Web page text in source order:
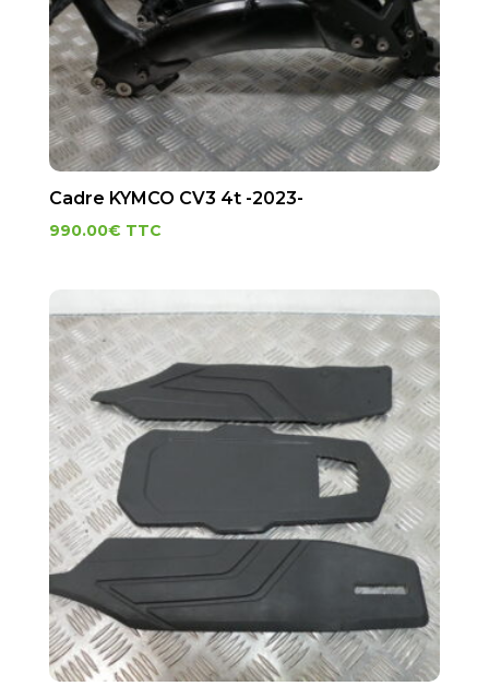
Cadre KYMCO CV3 4t -2023-
990.00€ TTC